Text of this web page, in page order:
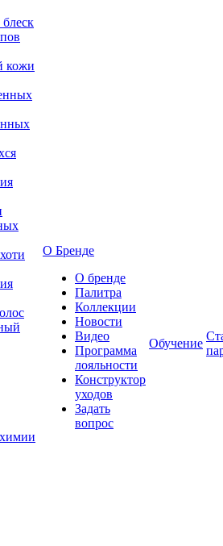
блеск
кожи
О Бренде
О бренде
Палитра
Коллекции
Новости
Видео
Программа
лояльности
Конструктор
уходов
Задать
вопрос
Обучение